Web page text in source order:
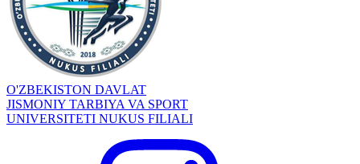
O'ZBEKISTON DAVLAT
JISMONIY TARBIYA VA SPORT
UNIVERSITETI NUKUS FILIALI